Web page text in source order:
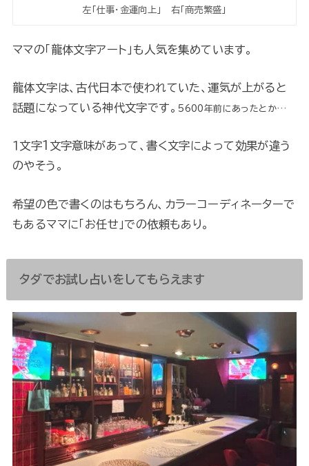
左「仕事・金運向上」 右「商売繁盛」
ママの「龍体文字アート」も人気を集めています。
龍体文字は、古代日本で使われていた、運気が上がると
話題になっている神代文字です。 5600年前にあったとか…
１文字1文字意味があって、書く文字によって効果が違う
のやそう。
希望の色で書くのはもちろん、カラーコーディネーターで
もあるママに「お任せ」での依頼もあり。
タダでお試し占いをしてもらえます